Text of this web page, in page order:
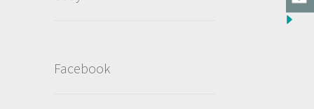
Facebook